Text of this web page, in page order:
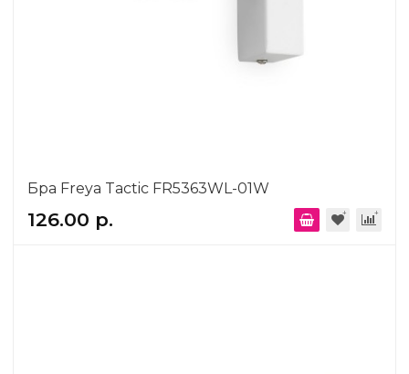
Бра Freya Tactic FR5363WL-01W
126.00 р.